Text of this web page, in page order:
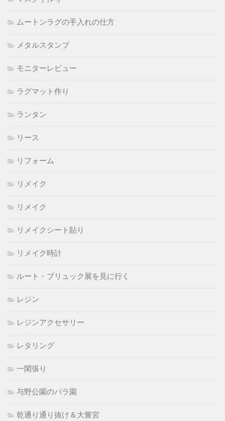
ムートンラグの手入れの仕方
メタルスタンプ
モニターレビュー
ラグマット作り
ランタン
リース
リフォーム
リメイク
リメイク
リメイクシート貼り
リメイク時計
ルート・ブリュック展を見に行く
レジン
レジンアクセサリー
レタリング
一閑張り
与野公園のバラ園
乾通り通り抜け＆大嘗宮